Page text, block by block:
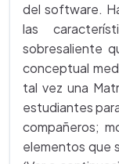
del software.
las
sobresaliente
conceptual
tal vez una
estudiantes
compañeros;
elementos que